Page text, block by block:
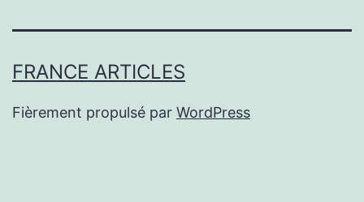
FRANCE ARTICLES
Fièrement propulsé par WordPress